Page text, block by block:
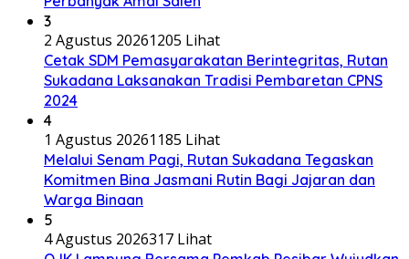
3
2 Agustus 20261205 Lihat
Cetak SDM Pemasyarakatan Berintegritas, Rutan
Sukadana Laksanakan Tradisi Pembaretan CPNS
2024
4
1 Agustus 20261185 Lihat
Melalui Senam Pagi, Rutan Sukadana Tegaskan
Komitmen Bina Jasmani Rutin Bagi Jajaran dan
Warga Binaan
5
4 Agustus 2026317 Lihat